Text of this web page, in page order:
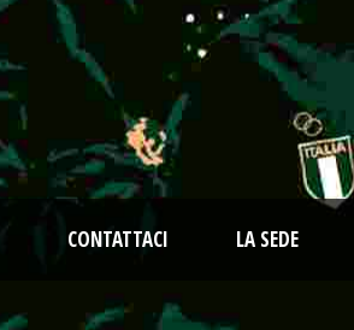
CONTATTACI LA SEDE